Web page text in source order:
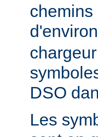
DSO
Les